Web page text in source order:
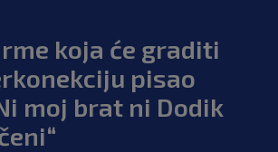
koja će graditi
pisao
moj brat ni Dodik